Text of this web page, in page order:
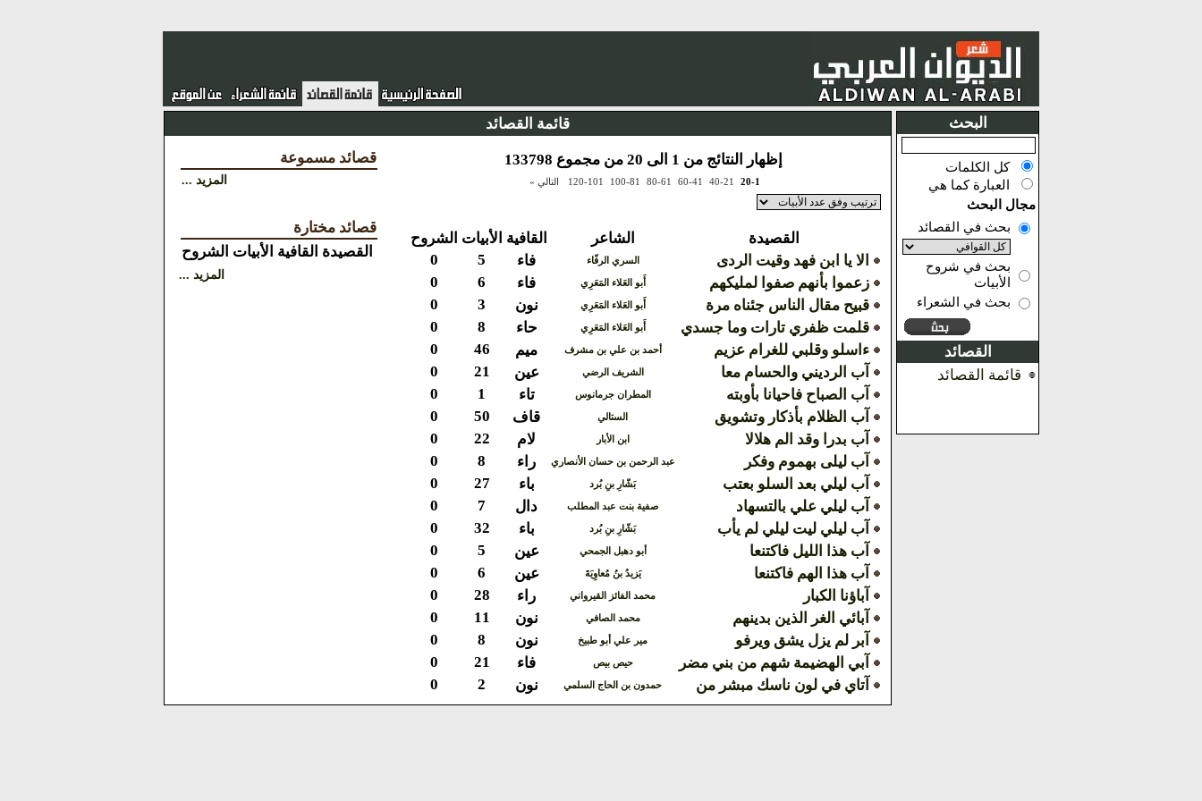
البحث
كل الكلمات
العبارة كما هي
مجال البحث
بحث في القصائد
بحث في شروح
الأبيات
بحث في الشعراء
القصائد
قائمة القصائد
قائمة القصائد
إظهار النتائج من 1 الى 20 من مجموع 133798
20-1
40-21
60-41
80-61
100-81
120-101 التالي »
القصيدة الشاعر القافية الأبيات الشروح
الا يا ابن فهد وقيت الردى
السري الرفّاء فاء 5
0
زعموا بأنهم صفوا لمليكهم
أَبو العَلاء المَعَرِي فاء 6
0
قبيح مقال الناس جئناه مرة
أَبو العَلاء المَعَرِي نون 3
0
قلمت ظفري تارات وما جسدي
أَبو العَلاء المَعَرِي حاء 8
0
ءاسلو وقلبي للغرام عزيم
أحمد بن علي بن مشرف ميم 46
0
آب الرديني والحسام معا
الشريف الرضي عين 21
0
آب الصباح فاحيانا بأوبته
المطران جرمانوس تاء 1
0
آب الظلام بأذكار وتشويق
الستالي قاف 50
0
آب بدرا وقد الم هلالا
ابن الأبار لام 22
0
آب ليلى بهموم وفكر
عبد الرحمن بن حسان الأنصاري راء 8
0
آب ليلي بعد السلو بعتب
بَشّارِ بنِ بُرد باء 27
0
آب ليلي علي بالتسهاد
صفية بنت عبد المطلب دال 7
0
آب ليلي ليت ليلي لم يأب
بَشّارِ بنِ بُرد باء 32
0
آب هذا الليل فاكتنعا
أبو دهبل الجمحي عين 5
0
آب هذا الهم فاكتنعا
يَزيدُ بنُ مُعاوِيَةَ عين 6
0
آباؤنا الكبار
محمد الفائز القيرواني راء 28
0
آبائي الغر الذين بدينهم
محمد الصافي نون 11
0
آبر لم يزل يشق ويرفو
مير علي أبو طبيخ نون 8
0
آبي الهضيمة شهم من بني مضر
حيص بيص فاء 21
0
آتاي في لون ناسك مبشر من
حمدون بن الحاج السلمي نون 2
0
قصائد مسموعة
المزيد ...
قصائد مختارة
القصيدة القافية الأبيات الشروح
المزيد ...